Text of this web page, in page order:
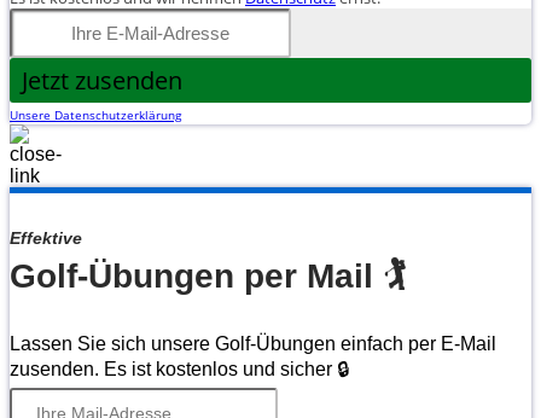
Jetzt zusenden
Unsere Datenschutzerklärung
Effektive
Golf-Übungen per Mail 🏌
Lassen Sie sich unsere Golf-Übungen einfach per E-Mail
zusenden. Es ist kostenlos und sicher 🔒